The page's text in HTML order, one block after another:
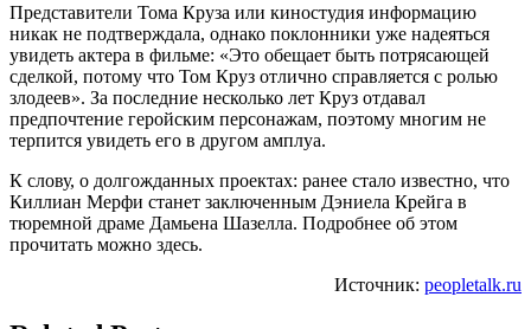
Представители Тома Круза или киностудия информацию
никак не подтверждала, однако поклонники уже надеяться
увидеть актера в фильме: «Это обещает быть потрясающей
сделкой, потому что Том Круз отлично справляется с ролью
злодеев». За последние несколько лет Круз отдавал
предпочтение геройским персонажам, поэтому многим не
терпится увидеть его в другом амплуа.
К слову, о долгожданных проектах: ранее стало известно, что
Киллиан Мерфи станет заключенным Дэниела Крейга в
тюремной драме Дамьена Шазелла. Подробнее об этом
прочитать можно здесь.
Источник: peopletalk.ru